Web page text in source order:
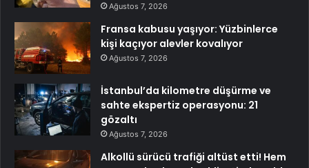
Ağustos 7, 2026
Fransa kabusu yaşıyor: Yüzbinlerce
kişi kaçıyor alevler kovalıyor
Ağustos 7, 2026
İstanbul’da kilometre düşürme ve
sahte ekspertiz operasyonu: 21
gözaltı
Ağustos 7, 2026
Alkollü sürücü trafiği altüst etti! Hem